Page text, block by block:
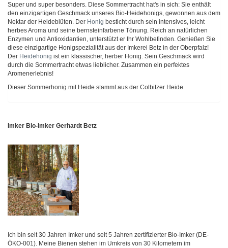
Super und super besonders. Diese Sommertracht hat's in sich: Sie enthält
den einzigartigen Geschmack unseres Bio-Heidehonigs, gewonnen aus dem
Nektar der Heideblüten. Der Honig besticht durch sein intensives, leicht
herbes Aroma und seine bernsteinfarbene Tönung. Reich an natürlichen
Enzymen und Antioxidantien, unterstützt er Ihr Wohlbefinden. Genießen Sie
diese einzigartige Honigspezialität aus der Imkerei Betz in der Oberpfalz!
Der Heidehonig ist ein klassischer, herber Honig. Sein Geschmack wird
durch die Sommertracht etwas lieblicher. Zusammen ein perfektes
Aromenerlebnis!
Dieser Sommerhonig mit Heide stammt aus der Colbitzer Heide.
Imker Bio-Imker Gerhardt Betz
Ich bin seit 30 Jahren Imker und seit 5 Jahren zertifizierter Bio-Imker (DE-
ÖKO-001). Meine Bienen stehen im Umkreis von 30 Kilometern im